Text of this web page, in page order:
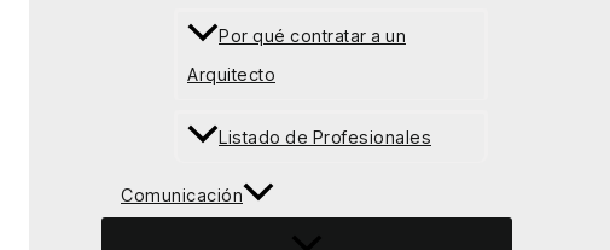
Por qué contratar a un
Arquitecto
Listado de Profesionales
Comunicación